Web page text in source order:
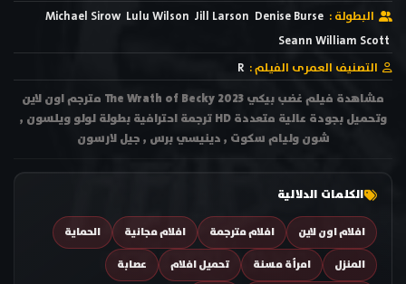
البطولة : Denise Burse
Jill Larson
Lulu Wilson
Michael Sirow
Seann William Scott
التصنيف العمرى الفيلم : R
مشاهدة فيلم غضب بيكي The Wrath of Becky 2023 مترجم اون لاين
وتحميل بجودة عالية متعددة HD ترجمة احترافية بطولة لولو ويلسون ,
شون وليام سكوت , دينيسي برس , جيل لارسون
الكلمات الدلالية
افلام اون لاين افلام مترجمة افلام مجانية
الحماية
المنزل
امرأة مسنة تحميل افلام
عصابة